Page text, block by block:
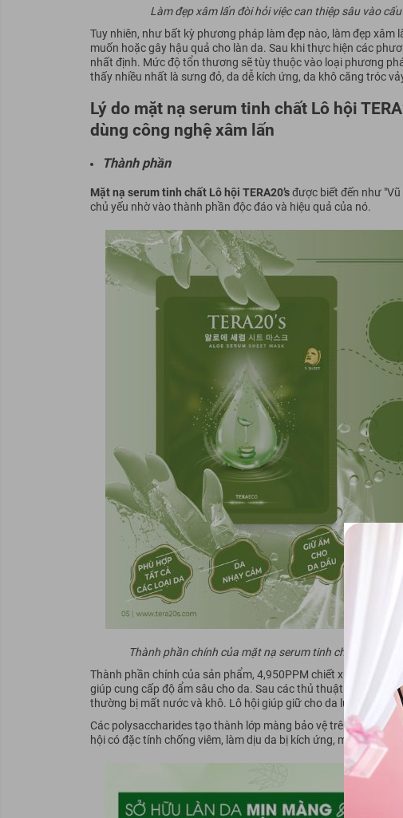
Làm đẹp xâm lấn đòi hỏi việc can thiệp sâu vào
Tuy nhiên, như bất kỳ phương pháp làm đẹp nào, làm đẹp
muốn hoặc gây hậu quả cho làn da. Sau khi thực hiện các
nhất định. Mức độ tổn thương sẽ tùy thuộc vào loại phương
thấy nhiều nhất là sưng đỏ, da dễ kích ứng, da khô căng tróc
Lý do mặt nạ serum tinh chất Lô hội
dùng công nghệ xâm lấn
Thành phần
Mặt nạ serum tinh chất Lô hội TERA20’sđược biết đến như "Vũ
chủ yếu nhờ vào thành phần độc đáo và hiệu quả của nó.
Thành phần chính của mặt nạ serum tinh chất Lô hội
Thành phần chính của sản phẩm, 4,950PPM chiết xuất lô hội,
giúp cung cấp độ ẩm sâu cho da. Sau các thủ thuật làm đẹp
thường bị mất nước và khô. Lô hội giúp giữ cho da luôn đủ
Các polysaccharides tạo thành lớp màng bảo vệ trên da, ngăn
hội có đặc tính chống viêm, làm dịu da bị kích ứng, mẩn đỏ và